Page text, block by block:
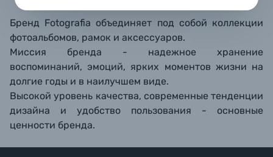
Бренд Fotografia объединяет под собой коллекции
фотоальбомов, рамок и аксессуаров.
Миссия бренда - надежное хранение
воспоминаний, эмоций, ярких моментов жизни на
долгие годы и в наилучшем виде.
Высокой уровень качества, современные тенденции
дизайна и удобство пользования - основные
ценности бренда.